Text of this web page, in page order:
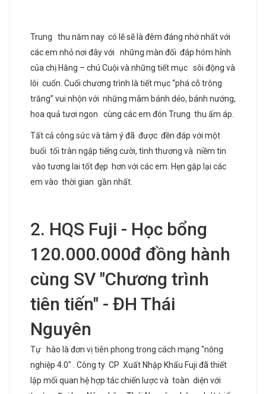
Trung thu năm nay có lẽ sẽ là đêm đáng nhớ nhất với
các em nhỏ nơi đây với những màn đối đáp hóm hỉnh
của chị Hằng – chú Cuội và những tiết mục sôi động và
lôi cuốn. Cuối chương trình là tiết mục “phá cỗ trông
trăng” vui nhộn với những mâm bánh dẻo, bánh nướng,
hoa quả tươi ngon cùng các em đón Trung thu ấm áp.
Tất cả công sức và tâm ý đã được đền đáp với một
buổi tối tràn ngập tiếng cười, tình thương và niềm tin
vào tương lai tốt đẹp hơn với các em. Hẹn gặp lại các
em vào thời gian gần nhất.
2. HQS Fuji - Học bổng
120.000.000đ đồng hành
cùng SV "Chương trình
tiên tiến" - ĐH Thái
Nguyên
Tự hào là đơn vị tiên phong trong cách mạng "nông
nghiệp 4.0" . Công ty CP Xuất Nhập Khẩu Fuji đã thiết
lập mối quan hệ hợp tác chiến lược và toàn diện với